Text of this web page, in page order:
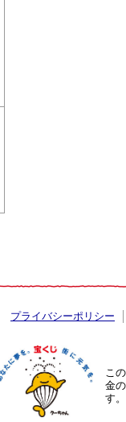
プライバシーポリシー
こ
金
す。